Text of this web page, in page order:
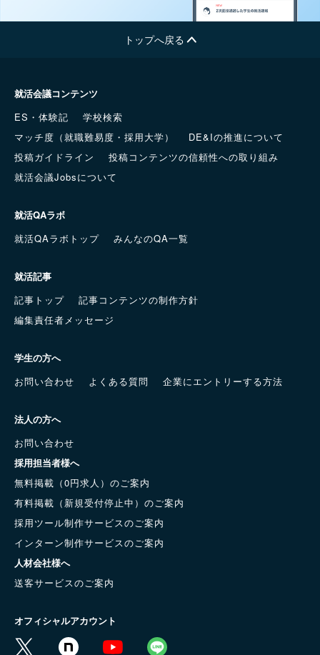
トップへ戻る
就活会議コンテンツ
ES・体験記
学校検索
マッチ度（就職難易度・採用大学）
DE&Iの推進について
投稿ガイドライン
投稿コンテンツの信頼性への取り組み
就活会議Jobsについて
就活QAラボ
就活QAラボトップ
みんなのQA一覧
就活記事
記事トップ
記事コンテンツの制作方針
編集責任者メッセージ
学生の方へ
お問い合わせ
よくある質問 企業にエントリーする方法
法人の方へ
お問い合わせ
採用担当者様へ
無料掲載（0円求人）のご案内
有料掲載（新規受付停止中）のご案内
採用ツール制作サービスのご案内
インターン制作サービスのご案内
人材会社様へ
送客サービスのご案内
オフィシャルアカウント